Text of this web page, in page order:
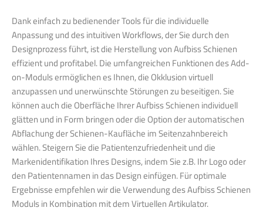
Dank einfach zu bedienender Tools für die individuelle
Anpassung und des intuitiven Workflows, der Sie durch den
Designprozess führt, ist die Herstellung von Aufbiss Schienen
effizient und profitabel. Die umfangreichen Funktionen des Add-
on-Moduls ermöglichen es Ihnen, die Okklusion virtuell
anzupassen und unerwünschte Störungen zu beseitigen. Sie
können auch die Oberfläche Ihrer Aufbiss Schienen individuell
glätten und in Form bringen oder die Option der automatischen
Abflachung der Schienen-Kaufläche im Seitenzahnbereich
wählen. Steigern Sie die Patientenzufriedenheit und die
Markenidentifikation Ihres Designs, indem Sie z.B. Ihr Logo oder
den Patientennamen in das Design einfügen. Für optimale
Ergebnisse empfehlen wir die Verwendung des Aufbiss Schienen
Moduls in Kombination mit dem Virtuellen Artikulator.